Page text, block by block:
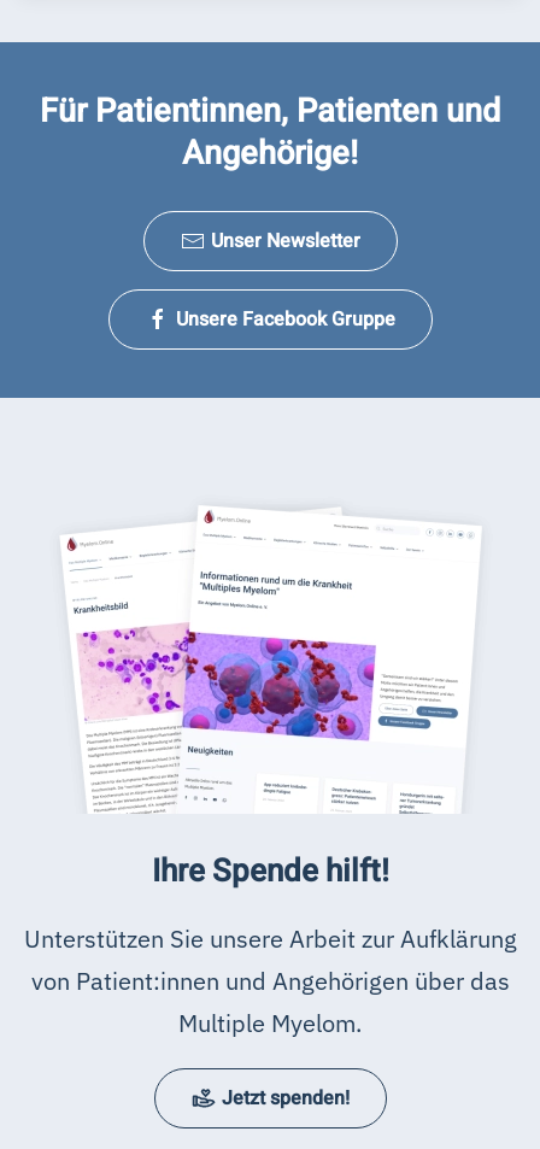
Für Patientinnen, Patienten und
Angehörige!
Unser Newsletter
Unsere Facebook Gruppe
Ihre Spende hilft!
Unterstützen Sie unsere Arbeit zur Aufklärung
von Patient:innen und Angehörigen über das
Multiple Myelom.
Jetzt spenden!